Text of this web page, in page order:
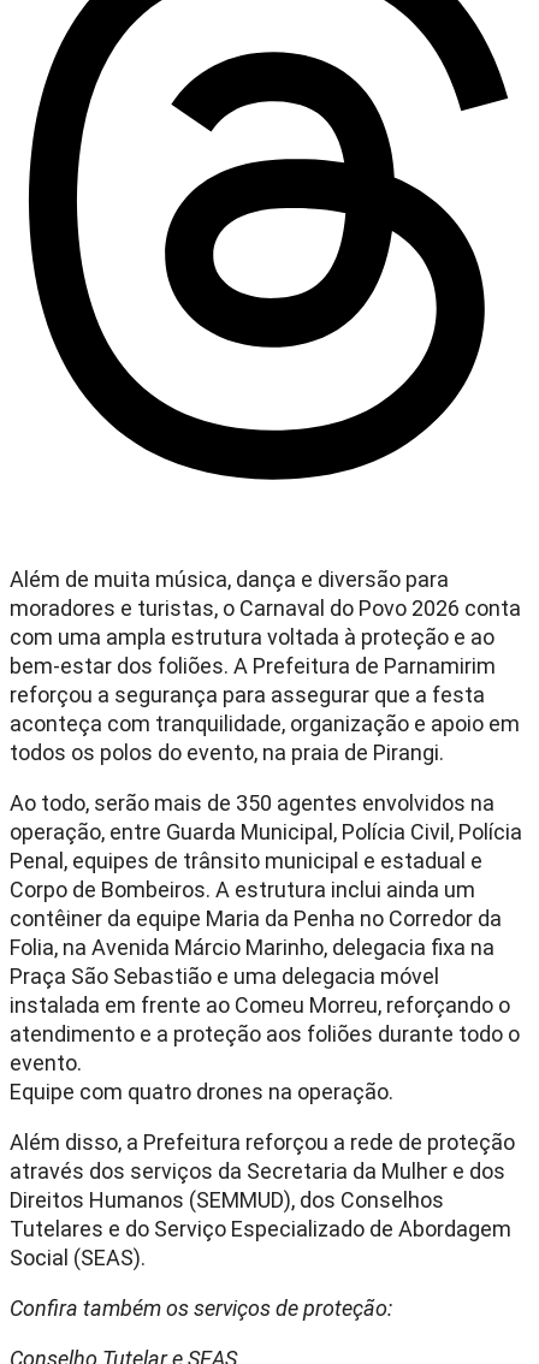
Além de muita música, dança e diversão para
moradores e turistas, o Carnaval do Povo 2026 conta
com uma ampla estrutura voltada à proteção e ao
bem-estar dos foliões. A Prefeitura de Parnamirim
reforçou a segurança para assegurar que a festa
aconteça com tranquilidade, organização e apoio em
todos os polos do evento, na praia de Pirangi.
Ao todo, serão mais de 350 agentes envolvidos na
operação, entre Guarda Municipal, Polícia Civil, Polícia
Penal, equipes de trânsito municipal e estadual e
Corpo de Bombeiros. A estrutura inclui ainda um
contêiner da equipe Maria da Penha no Corredor da
Folia, na Avenida Márcio Marinho, delegacia fixa na
Praça São Sebastião e uma delegacia móvel
instalada em frente ao Comeu Morreu, reforçando o
atendimento e a proteção aos foliões durante todo o
evento.
Equipe com quatro drones na operação.
Além disso, a Prefeitura reforçou a rede de proteção
através dos serviços da Secretaria da Mulher e dos
Direitos Humanos (SEMMUD), dos Conselhos
Tutelares e do Serviço Especializado de Abordagem
Social (SEAS).
Confira também os serviços de proteção:
Conselho Tutelar e SEAS